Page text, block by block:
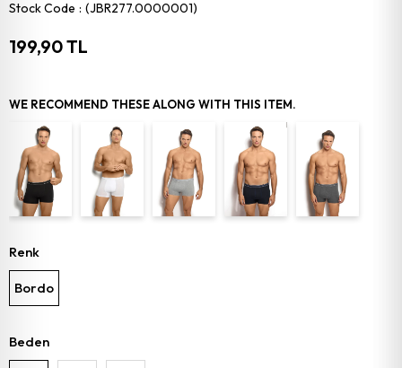
Stock Code (JBR277.0000001)
199,90 TL
WE RECOMMEND THESE ALONG WITH THIS ITEM.
Renk
Bordo
Beden